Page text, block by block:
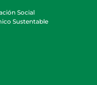
Social
Sustentable